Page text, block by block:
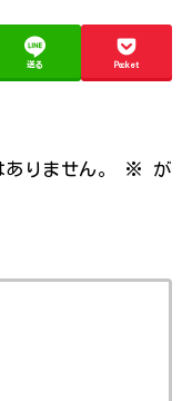
送る Pocket
りません。 ※
が